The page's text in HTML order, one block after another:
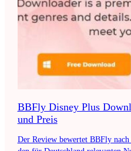
BBFly Disney Plus
und Preis
Der Review bewertet BBFly